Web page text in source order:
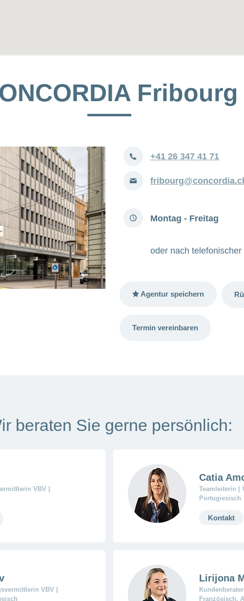
Fribourg
Telefon +41 26 347 41 71
E-
Öffnungszeiten
Montag - Freitag
oder nach telefonischer
Agentur speichern
Termin vereinbaren
beraten Sie gerne persönlich:
VBV |
Catia
Teamleiterin |
Portugiesisch
Kontakt
VBV |
Lirijona
Französisch,